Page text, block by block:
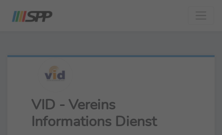
VID - Vereins
Informations Dienst